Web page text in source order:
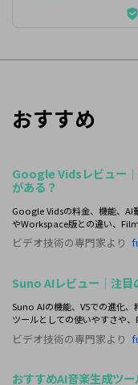
おすすめ
Google Vidsレビュー
がある？
Google Vidsの料金、機能、AI
やWorkspace版との違い、
ビデオ技術の専門家より
Suno AIレビュー｜注目
Suno AIの機能、V5での進化
ツールとしての使いやすさや
ビデオ技術の専門家より
おすすめAI音楽生成ツー